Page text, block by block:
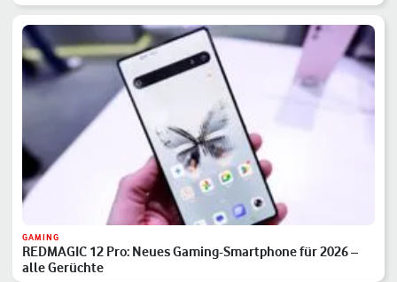
GAMING
REDMAGIC 12 Pro: Neues Gaming-Smartphone für 2026 –
alle Gerüchte